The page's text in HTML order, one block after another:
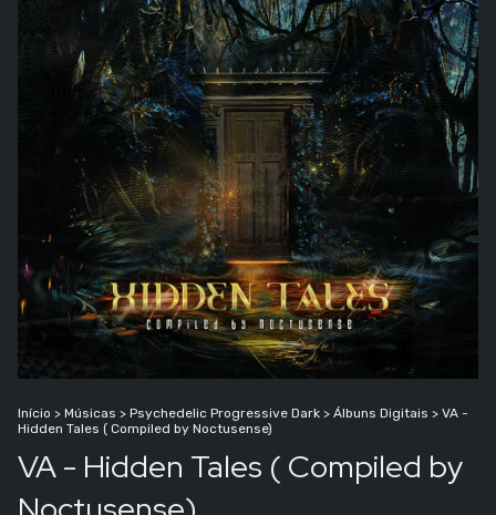
Início > Músicas > Psychedelic Progressive Dark > Álbuns Digitais > VA -
Hidden Tales ( Compiled by Noctusense)
VA - Hidden Tales ( Compiled by